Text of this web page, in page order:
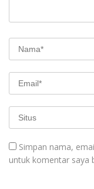
Simpan nama,
untuk komentar saya